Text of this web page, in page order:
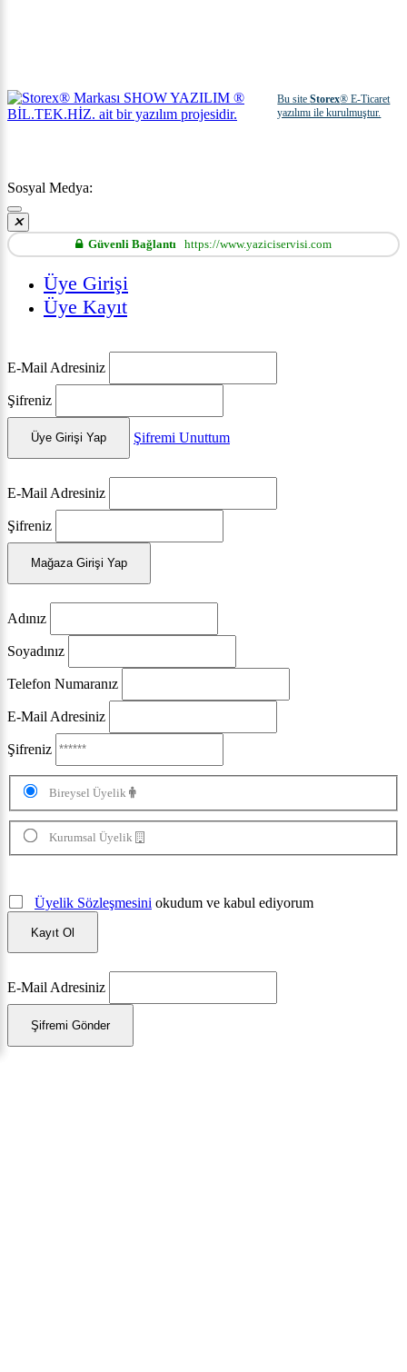
Bu siteStorex® E-Ticaret
yazılımı ile kurulmuştur.
Sosyal Medya:
Güvenli Bağlantı https://www.yaziciservisi.com
Üye Girişi
Üye Kayıt
E-Mail Adresiniz
Şifreniz
Üye Girişi Yap Şifremi Unuttum
E-Mail Adresiniz
Şifreniz
Mağaza Girişi Yap
Adınız
Soyadınız
Telefon Numaranız
E-Mail Adresiniz
Şifreniz
Bireysel Üyelik
Kurumsal Üyelik
Üyelik Sözleşmesini okudum ve kabul ediyorum
Kayıt Ol
E-Mail Adresiniz
Şifremi Gönder